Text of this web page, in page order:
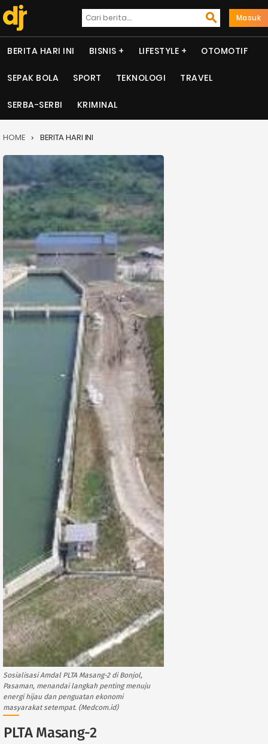
Masuk
BERITA HARI INI BISNIS LIFESTYLE OTOMOTIF
SEPAK BOLA SPORT TEKNOLOGI TRAVEL
SERBA-SERBI KRIMINAL
HOME BERITA HARI INI
Sosialisasi Amdal PLTA Masang-2 di Bonjol,
Pasaman, menandai langkah penting menuju
energi hijau dan penguatan ekonomi
masyarakat setempat. (Medcom.id)
PLTA Masang-2